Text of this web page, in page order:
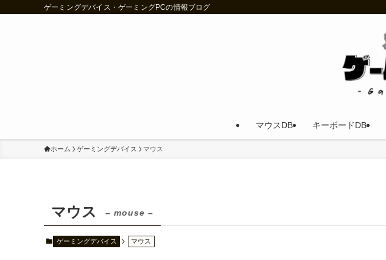
ゲーミングデバイス・ゲーミングPCの情報ブログ
マウスDB キーボードDB
ホーム ゲーミングデバイス マウス
マウス – mouse –
ゲーミングデバイス マウス